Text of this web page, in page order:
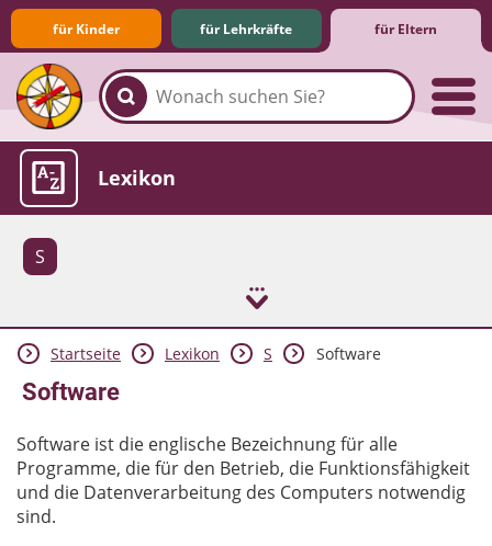
für Kinder für Lehrkräfte für Eltern
Familie & Medien
Spieletipps & Lernsoftware
Die Jüngsten im Netz
Lexikon
S
Aktuelles
Startseite Lexikon S Software
Software
Software ist die englische Bezeichnung für alle
Programme, die für den Betrieb, die Funktionsfähigkeit
und die Datenverarbeitung des Computers notwendig
sind.